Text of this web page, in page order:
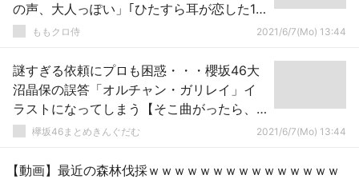
の声、大人っぽい」｢ひたすら耳が恋した1
時間」ももクロ侍 2021/6/7(Mo) 13:44
謎すぎる依頼にプロも困惑・・・櫻坂46大
沼晶保の誤答「オルチャン・ガリレイ」イ
ラストになってしまう【そこ曲がったら、
櫻坂？】
欅坂46まとめきんぐだむ 2021/6/7(Mo) 13:44
【動画】最近の森林伐採ｗｗｗｗｗｗｗｗｗｗｗｗｗｗｗ